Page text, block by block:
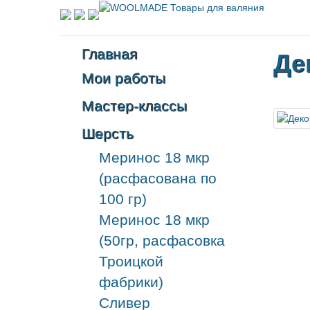
Главная
Мои работы
Мастер-классы
Шерсть
Меринос 18 мкр
(расфасована по
100 гр)
Меринос 18 мкр
(50гр, расфасовка
Троицкой
фабрики)
Сливер